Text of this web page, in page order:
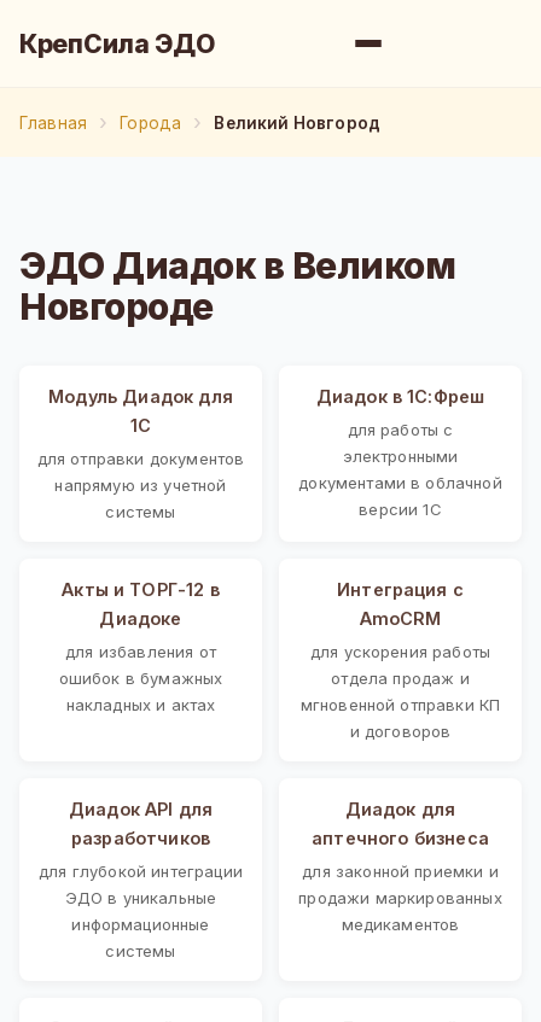
КрепСила ЭДО
Главная Города Великий Новгород
ЭДО Диадок в Великом
Новгороде
Модуль Диадок для
1С
для отправки документов
напрямую из учетной
системы
Диадок в 1С:Фреш
для работы с
электронными
документами в облачной
версии 1С
Акты и ТОРГ-12 в
Диадоке
для избавления от
ошибок в бумажных
накладных и актах
Интеграция с
AmoCRM
для ускорения работы
отдела продаж и
мгновенной отправки КП
и договоров
Диадок API для
разработчиков
для глубокой интеграции
ЭДО в уникальные
информационные
системы
Диадок для
аптечного бизнеса
для законной приемки и
продажи маркированных
медикаментов